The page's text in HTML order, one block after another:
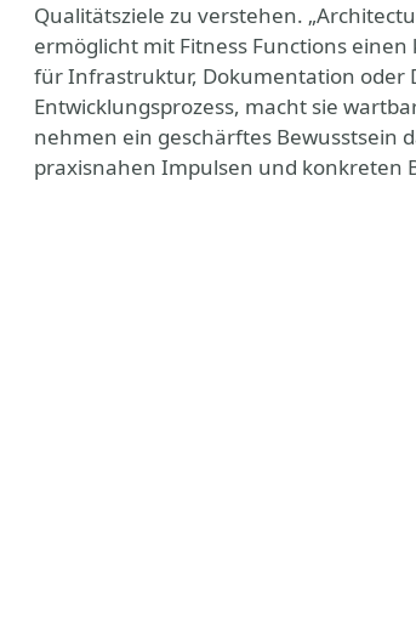
Qualitätsziele zu verstehen.
ermöglicht mit Fitness Functions einen
für Infrastruktur, Dokumentation oder
Entwicklungsprozess, macht sie
nehmen ein geschärftes Bewusstsein
praxisnahen Impulsen und konkreten